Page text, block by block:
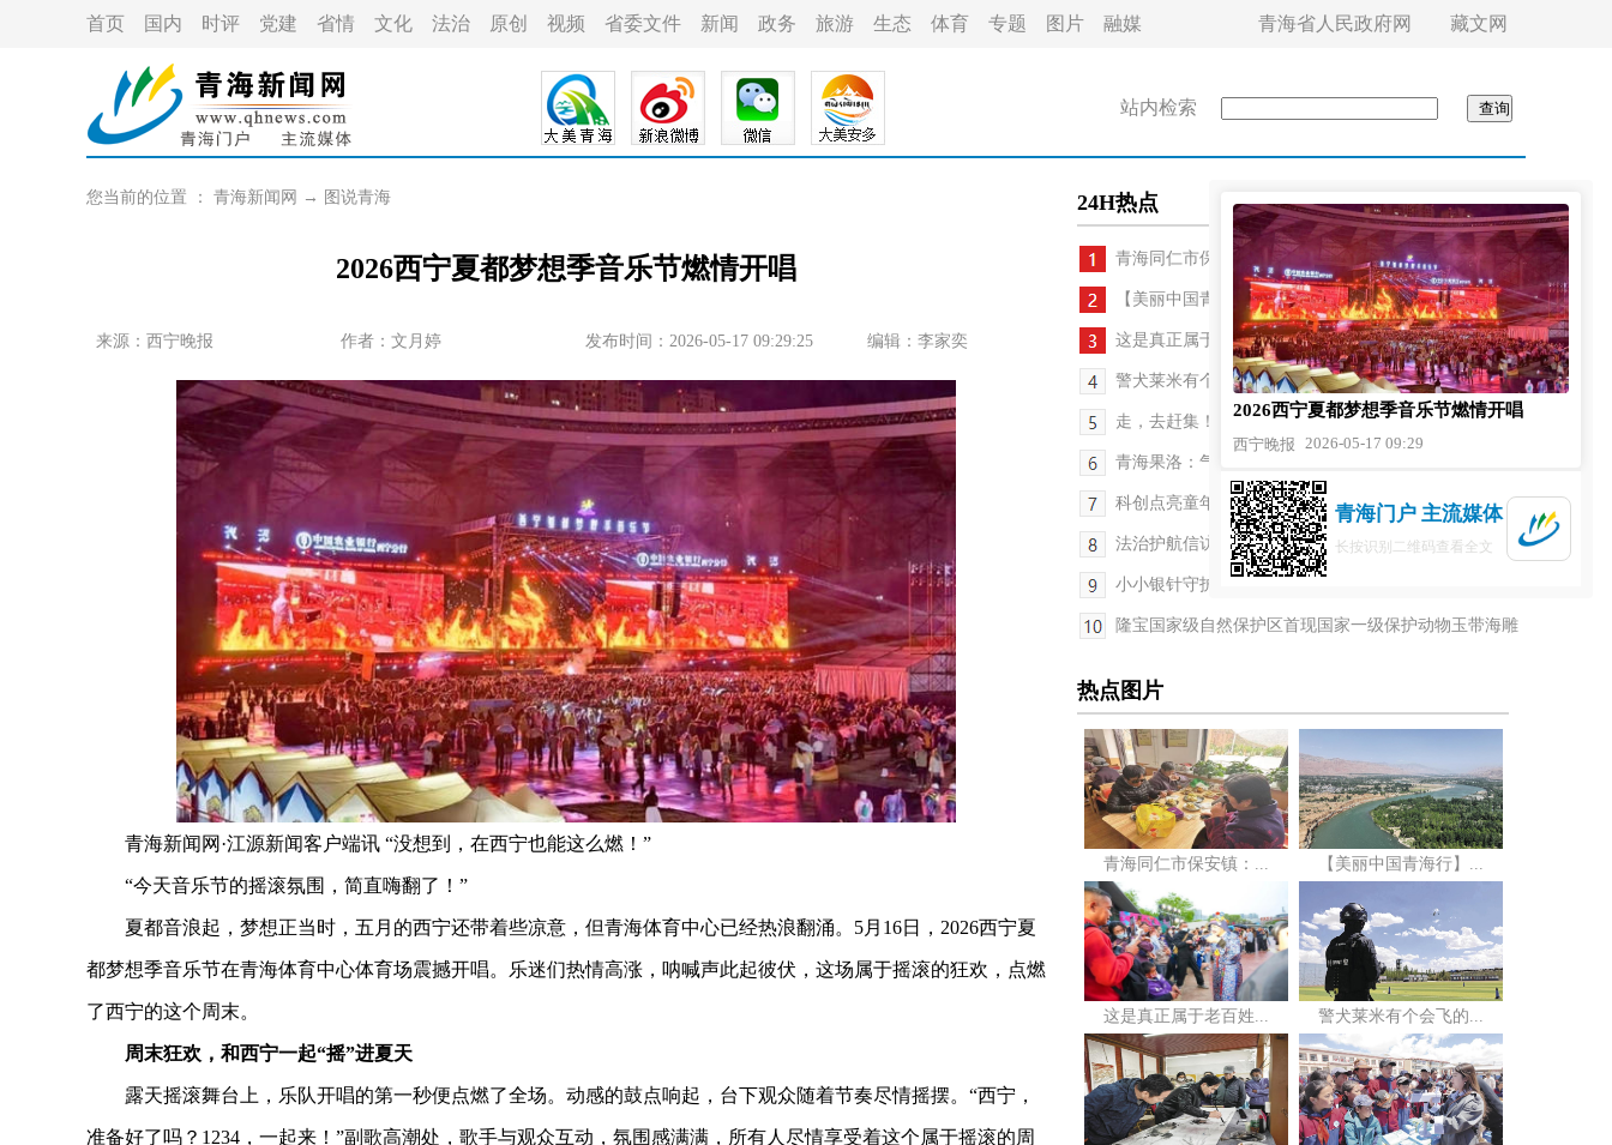
首页 国内 时评 党建 省情 文化 法治 原创 视频 省委文件 新闻 政务 旅游 生态 体育 专题 图片 融媒 青海省人民政府网 藏文网
站内检索
您当前的位置 ： 青海新闻网 → 图说青海
2026西宁夏都梦想季音乐节燃情开唱
来源：西宁晚报 作者： 文月婷 发布时间：2026-05-17 09:29:25 编辑：李家奕
青海新闻网·江源新闻客户端讯 “没想到，在西宁也能这么燃！”
“今天音乐节的摇滚氛围，简直嗨翻了！”
夏都音浪起，梦想正当时，五月的西宁还带着些凉意，但青海体育中心已经热浪翻涌。5月16日，2026西宁夏
都梦想季音乐节在青海体育中心体育场震撼开唱。乐迷们热情高涨，呐喊声此起彼伏，这场属于摇滚的狂欢，点燃
了西宁的这个周末。
周末狂欢，和西宁一起“摇”进夏天
露天摇滚舞台上，乐队开唱的第一秒便点燃了全场。动感的鼓点响起，台下观众随着节奏尽情摇摆。“西宁，
准备好了吗？1234，一起来！”副歌高潮处，歌手与观众互动，氛围感满满，所有人尽情享受着这个属于摇滚的周
24H热点
青海同仁市保安镇：幸福食堂守护老人幸福“食”光
【美丽中国青海行】古村新生——黄河岸边一个撒拉...
这是真正属于老百姓的文化盛会
警犬莱米有个会飞的“战友”
走，去赶集！——“西海2261·河湟文化大集”开集仪...
青海果洛：气象防灾减灾科普进校园
科创点亮童年 成果绽放魅力
法治护航信访 温情化解民忧——青海省《信访工作条...
小小银针守护土乡群众健康
隆宝国家级自然保护区首现国家一级保护动物玉带海雕
热点图片
青海同仁市保安镇：... 【美丽中国青海行】...
这是真正属于老百姓... 警犬莱米有个会飞的...
2026西宁夏都梦想季音乐节燃情开唱
西宁晚报 2026-05-17 09:29
青海门户 主流媒体
长按识别二维码查看全文